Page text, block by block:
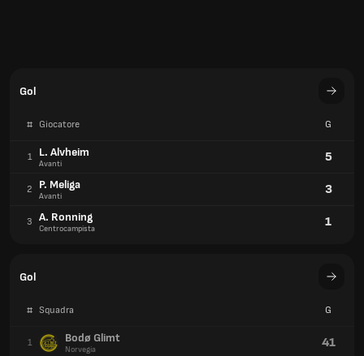
Gol
# Giocatore G
1 L. Alvheim
Avanti 5
2 P. Meliga
Avanti 3
3 A. Ronning
Centrocampista 1
Gol
# Squadra G
1 Bodø Glimt
Norvegia 41